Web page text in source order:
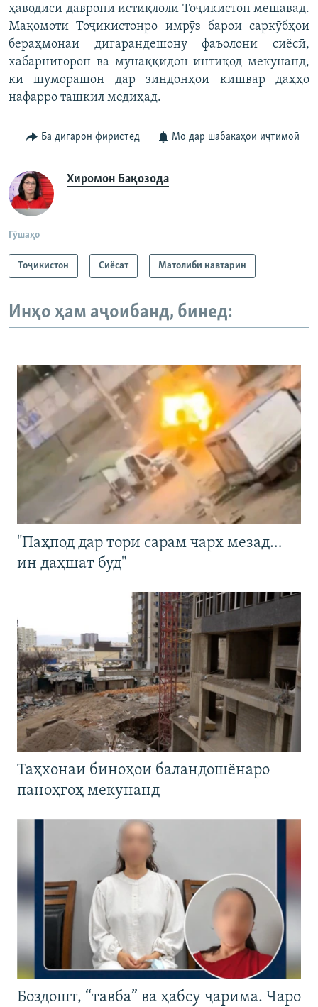
ҳаводиси даврони истиқлоли Тоҷикистон мешавад.
Мақомоти Тоҷикистонро имрӯз барои саркӯбҳои
бераҳмонаи дигарандешону фаъолони сиёсӣ,
хабарнигорон ва мунаққидон интиқод мекунанд,
ки шуморашон дар зиндонҳои кишвар даҳҳо
нафарро ташкил медиҳад.
Ба дигарон фиристед Мо дар шабакаҳои иҷтимоӣ
Хиромон Бақозода
Гӯшаҳо
Тоҷикистон Сиёсат Матолиби навтарин
Инҳо ҳам аҷоибанд, бинед:
"Паҳпод дар тори сарам чарх мезад…
ин даҳшат буд"
Таҳхонаи биноҳои баландошёнаро
паноҳгоҳ мекунанд
Боздошт, “тавба” ва ҳабсу ҷарима. Чаро